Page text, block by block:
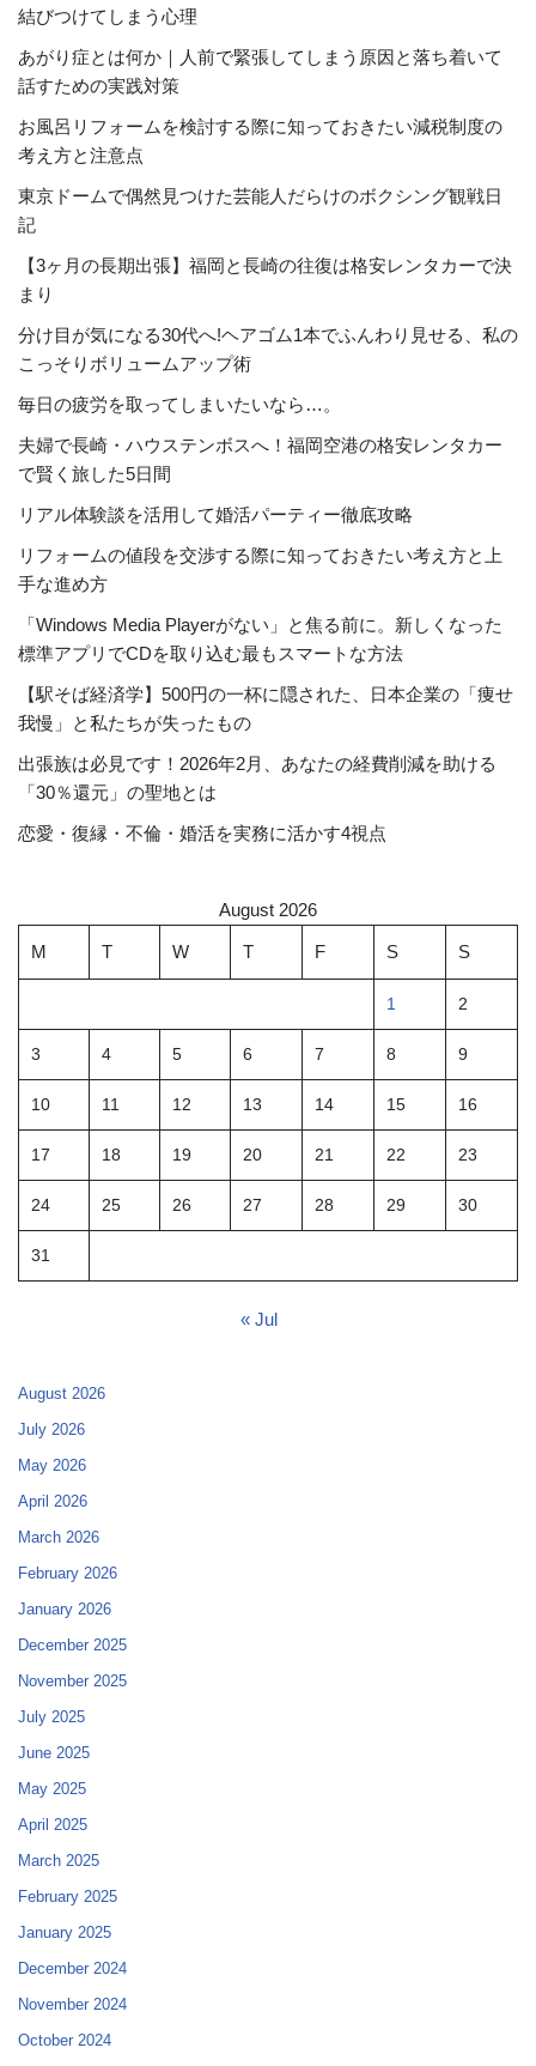
結びつけてしまう心理
あがり症とは何か｜人前で緊張してしまう原因と落ち着いて
話すための実践対策
お風呂リフォームを検討する際に知っておきたい減税制度の
考え方と注意点
東京ドームで偶然見つけた芸能人だらけのボクシング観戦日
記
【3ヶ月の長期出張】福岡と長崎の往復は格安レンタカーで決
まり
分け目が気になる30代へ!ヘアゴム1本でふんわり見せる、私の
こっそりボリュームアップ術
毎日の疲労を取ってしまいたいなら…。
夫婦で長崎・ハウステンボスへ！福岡空港の格安レンタカー
で賢く旅した5日間
リアル体験談を活用して婚活パーティー徹底攻略
リフォームの値段を交渉する際に知っておきたい考え方と上
手な進め方
「Windows Media Playerがない」と焦る前に。新しくなった
標準アプリでCDを取り込む最もスマートな方法
【駅そば経済学】500円の一杯に隠された、日本企業の「痩せ
我慢」と私たちが失ったもの
出張族は必見です！2026年2月、あなたの経費削減を助ける
「30％還元」の聖地とは
恋愛・復縁・不倫・婚活を実務に活かす4視点
August 2026
M T W T F S S
1 2
3 4 5 6 7 8 9
10 11 12 13 14 15 16
17 18 19 20 21 22 23
24 25 26 27 28 29 30
31
« Jul
August 2026
July 2026
May 2026
April 2026
March 2026
February 2026
January 2026
December 2025
November 2025
July 2025
June 2025
May 2025
April 2025
March 2025
February 2025
January 2025
December 2024
November 2024
October 2024